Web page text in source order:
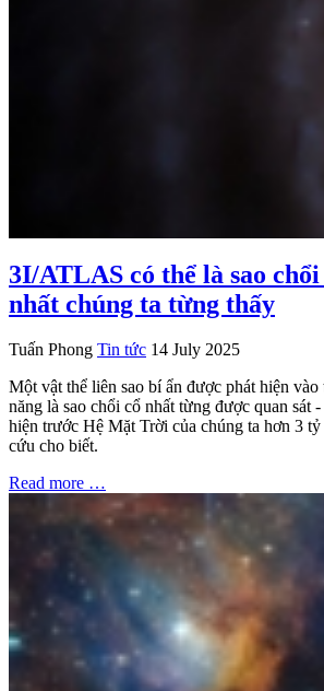
3I/ATLAS có thể là sao
nhất chúng ta từng thấy
Tuấn Phong Tin tức 14 July 2025
Một vật thể liên sao bí ẩn được phát hiện
năng là sao chổi cổ nhất từng được quan sát
hiện trước Hệ Mặt Trời của chúng ta hơn 3 tỷ
cứu cho biết.
Read more …